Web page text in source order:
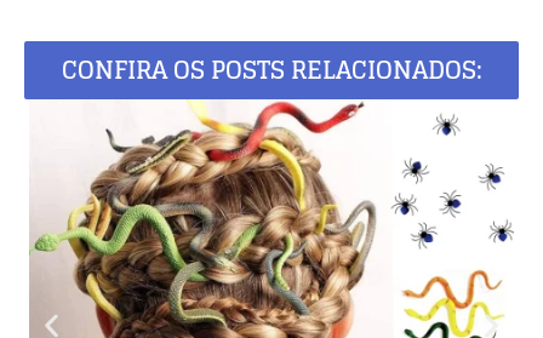
CONFIRA OS POSTS RELACIONADOS: